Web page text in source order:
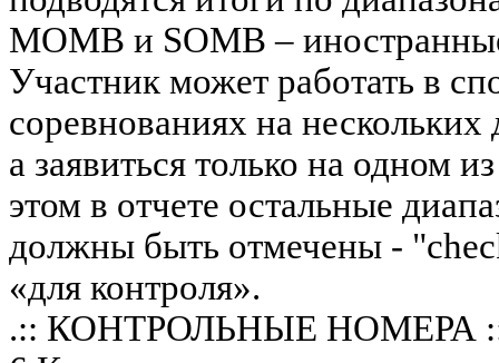
MOMB и SOMB –
Участник может работать в
соревнованиях на нескольких
а заявиться только на одном
этом в отчете остальные
должны быть отмечены -
«для контроля».
.:: КОНТРОЛЬНЫЕ НОМЕРА